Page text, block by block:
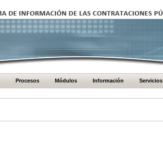
Procesos Módulos Información Servicios